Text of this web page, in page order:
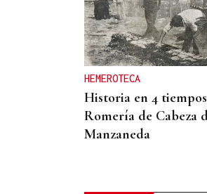
HEMEROTECA
Historia en 4
Romería de Cabeza
Manzaneda